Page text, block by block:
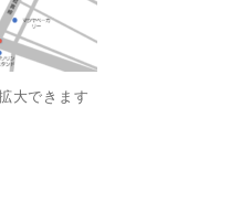
大できます